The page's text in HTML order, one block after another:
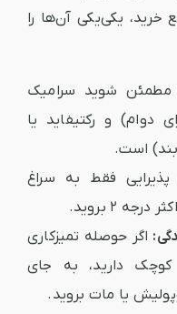
خرید، یکی‌یکی آن‌ها را
مطمئن شوید سرامیک
دوام) و رکتیفاید یا
است.
فقط به سراغ
اگر حوصله تمیزکاری
کوچک دارید، به جای
یا مات بروید.